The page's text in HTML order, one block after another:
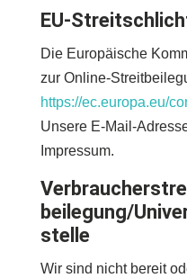
EU-
Die Europäische
zur Online-
https://ec.europa.eu/
Unsere E-Mail-
Impressum.
beilegung/
stelle
Wir sind nicht bereit